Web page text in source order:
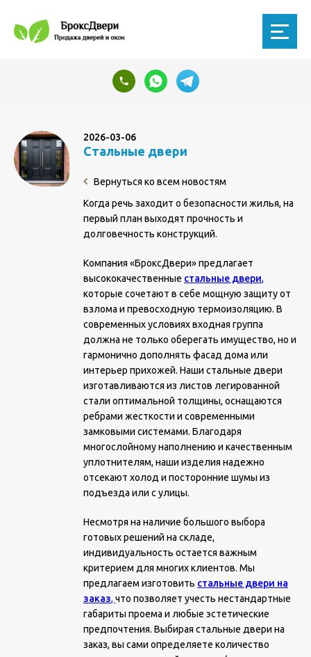
2026-03-06
Стальные двери
Вернуться ко всем новостям
Когда речь заходит о безопасности жилья, на
первый план выходят прочность и
долговечность конструкций.
Компания «БроксДвери» предлагает
высококачественные стальные двери,
которые сочетают в себе мощную защиту от
взлома и превосходную термоизоляцию. В
современных условиях входная группа
должна не только оберегать имущество, но и
гармонично дополнять фасад дома или
интерьер прихожей. Наши стальные двери
изготавливаются из листов легированной
стали оптимальной толщины, оснащаются
ребрами жесткости и современными
замковыми системами. Благодаря
многослойному наполнению и качественным
уплотнителям, наши изделия надежно
отсекают холод и посторонние шумы из
подъезда или с улицы.
Несмотря на наличие большого выбора
готовых решений на складе,
индивидуальность остается важным
критерием для многих клиентов. Мы
предлагаем изготовить стальные двери на
заказ, что позволяет учесть нестандартные
габариты проема и любые эстетические
предпочтения. Выбирая стальные двери на
заказ, вы сами определяете количество